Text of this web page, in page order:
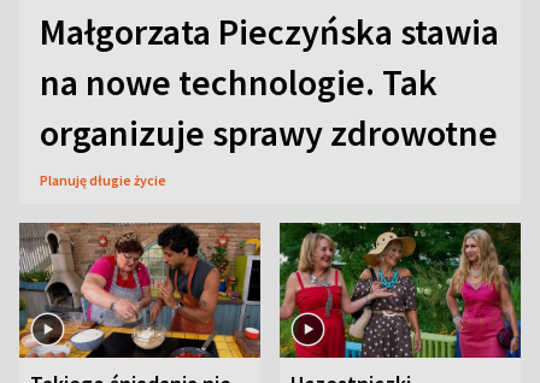
Małgorzata Pieczyńska stawia
na nowe technologie. Tak
organizuje sprawy zdrowotne
Planuję długie życie